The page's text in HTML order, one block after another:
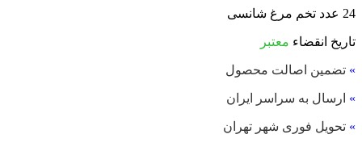
24 عدد تخم مرغ شانسی
تاریخ انقضاء معتبر
» تضمین اصالت محصول
» ارسال به سراسر ایران
» تحویل فوری شهر تهران